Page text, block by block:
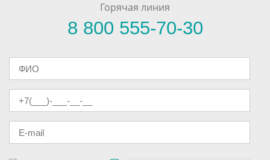
Горячая линия
8 800 555-70-30